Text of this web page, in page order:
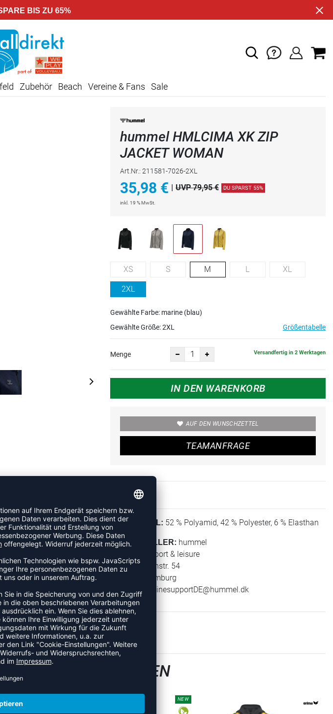
BIS ZU 65%
Zubehör Beach Vereine & Fans Sale
hummel HMLCIMA XK ZIP
JACKET WOMAN
Art.Nr.: 211581-7026-2XL
35,98 € UVP 79,95 € DU SPARST 55%
inkl. 19 % MwSt.
XS S M L XL
2XL
Gewählte Farbe: marine (blau)
Gewählte Größe:2XL Größentabelle
Menge Versandfertig in 2 Werktagen
IN DEN WARENKORB
AUF DEN WUNSCHZETTEL
TEAMANFRAGE
eignet sich
Style bietet. Die
zwei Seitentaschen mit
MATERIAL: 52 % Polyamid, 42 % Polyester, 6 % Elasthan
HERSTELLER: hummel
hummel sport & leisure
Leverkusenstr. 54
22761 Hamburg
E-Mail:
onlinesupportDE@hummel.dk
TRAININGSJACKEN
NEW